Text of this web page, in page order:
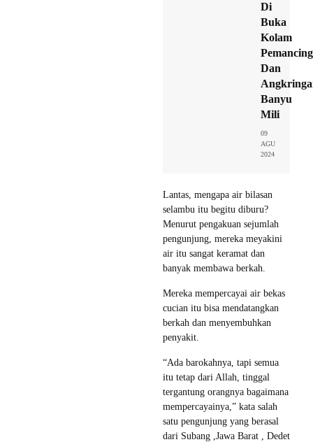
Di
Buka
Kolam
Dan
Banyu
Mili
09
AGU
2024
Lantas, mengapa air bilasan
selambu itu begitu diburu?
Menurut pengakuan sejumlah
pengunjung, mereka meyakini
air itu sangat keramat dan
banyak membawa berkah.
Mereka mempercayai air bekas
cucian itu bisa mendatangkan
berkah dan menyembuhkan
penyakit.
“Ada barokahnya, tapi semua
itu tetap dari Allah, tinggal
tergantung orangnya bagaimana
mempercayainya,” kata salah
satu pengunjung yang berasal
dari Subang ,Jawa Barat , Dedet